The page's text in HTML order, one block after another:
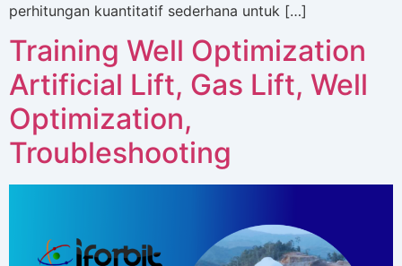
perhitungan kuantitatif sederhana untuk […]
Training Well Optimization
Artificial Lift, Gas Lift, Well
Optimization,
Troubleshooting